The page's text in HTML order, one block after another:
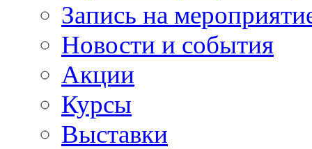
Запись на
Новости и события
Акции
Курсы
Выставки